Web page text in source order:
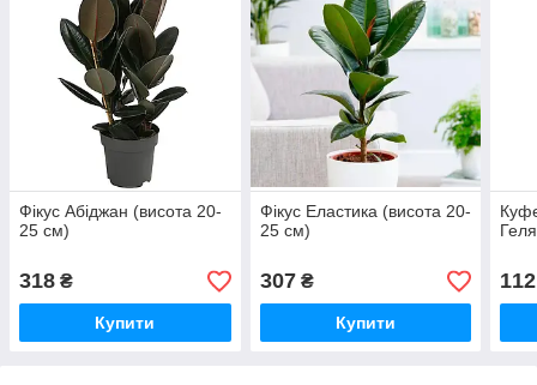
Фікус Абіджан (висота 20-
25 см)
318 ₴
Купити
Фікус Еластика (висота 20-
25 см)
307₴
Купити
112